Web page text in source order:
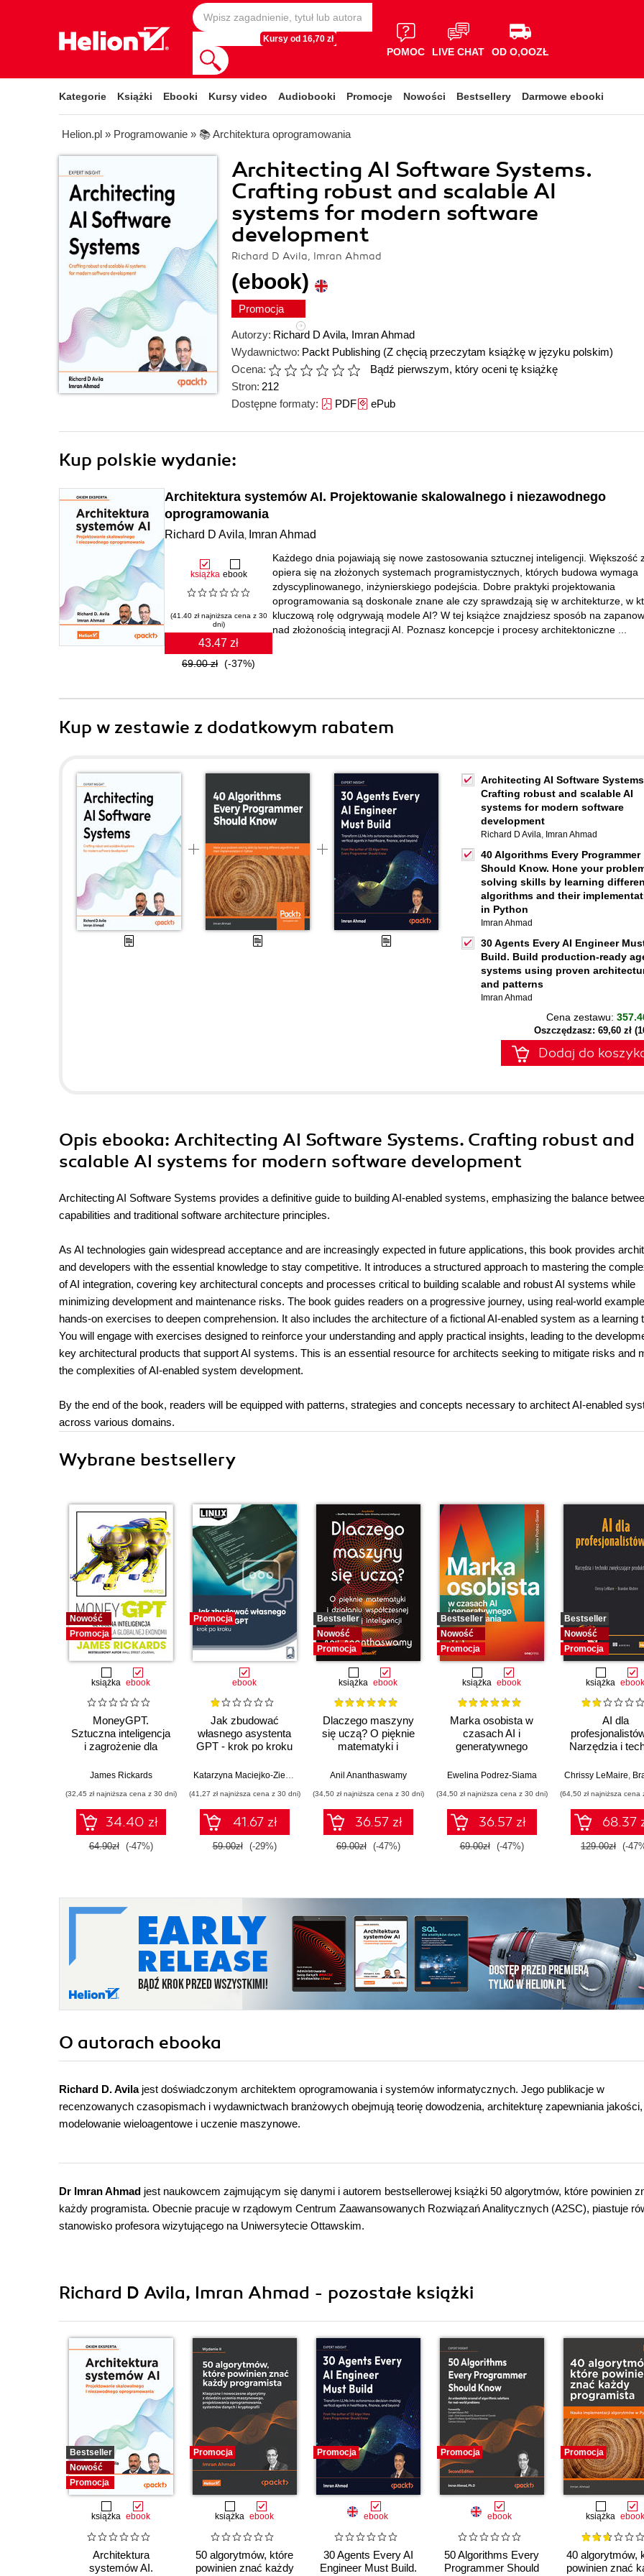
Kursy od 16,70 zł
POMOC LIVE CHAT OD O,OOZŁ
Kategorie Książki Ebooki Kursy video Audiobooki Promocje Nowości Bestsellery Darmowe ebooki
Helion.pl » Programowanie » 📚 Architektura oprogramowania
Architecting AI Software Systems.
Crafting robust and scalable AI
systems for modern software
development
Richard D Avila, Imran Ahmad
(ebook)
Promocja
Autorzy: Richard D Avila, Imran Ahmad
Wydawnictwo: Packt Publishing (Z chęcią przeczytam książkę w języku polskim)
Ocena:
Bądź pierwszym, który oceni tę książkę
Stron: 212
Dostępne formaty: PDFePub
Kup polskie wydanie:
Architektura systemów AI. Projektowanie skalowalnego i niezawodnego
oprogramowania
Richard D Avila, Imran Ahmad
książka ebook
(41.40 zł najniższa cena z 30
dni)
43.47 zł
69.00 zł (-37%)
Każdego dnia pojawiają się nowe zastosowania sztucznej inteligencji. Większość
opiera się na złożonych systemach programistycznych, których budowa wymaga
zdyscyplinowanego, inżynierskiego podejścia. Dobre praktyki projektowania
oprogramowania są doskonale znane ale czy sprawdzają się w architekturze, w
kluczową rolę odgrywają modele AI? W tej książce znajdziesz sposób na
nad złożonością integracji AI. Poznasz koncepcje i procesy architektoniczne ...
Kup w zestawie z dodatkowym rabatem
Architecting AI Software
Crafting robust and scalable AI
systems for modern software
development
Richard D Avila, Imran Ahmad
40 Algorithms Every Programmer
Should Know. Hone your
solving skills by learning
algorithms and their
in Python
Imran Ahmad
30 Agents Every AI Engineer
Build. Build production-ready
systems using proven
and patterns
Imran Ahmad
Cena zestawu:
Oszczędzasz: 69,60 zł
Dodaj do
Opis ebooka: Architecting AI Software Systems. Crafting robust and
scalable AI systems for modern software development
Architecting AI Software Systems provides a definitive guide to building AI-enabled systems, emphasizing the balance
capabilities and traditional software architecture principles.
As AI technologies gain widespread acceptance and are increasingly expected in future applications, this book provides
and developers with the essential knowledge to stay competitive. It introduces a structured approach to mastering the
of AI integration, covering key architectural concepts and processes critical to building scalable and robust AI systems while
minimizing development and maintenance risks. The book guides readers on a progressive journey, using real-world
hands-on exercises to deepen comprehension. It also includes the architecture of a fictional AI-enabled system as a learning
You will engage with exercises designed to reinforce your understanding and apply practical insights, leading to the
key architectural products that support AI systems. This is an essential resource for architects seeking to mitigate risks and
the complexities of AI-enabled system development.
By the end of the book, readers will be equipped with patterns, strategies and concepts necessary to architect AI-enabled
across various domains.
Wybrane bestsellery
Nowość
Promocja
książka ebook
MoneyGPT.
Sztuczna inteligencja
i zagrożenie dla
James Rickards
(32,45 zł najniższa cena z 30 dni)
34.40 zł
64.90zł (-47%)
Promocja
ebook
Jak zbudować
własnego asystenta
GPT - krok po kroku
Katarzyna Maciejko-Zielińska
(41,27 zł najniższa cena z 30 dni)
41.67 zł
59.00zł (-29%)
Bestseller
Nowość
Promocja
książka ebook
Dlaczego maszyny
się uczą? O pięknie
matematyki i
współczesnej
Anil Ananthaswamy
(34,50 zł najniższa cena z 30 dni)
36.57 zł
69.00zł (-47%)
Bestseller
Nowość
Promocja
książka ebook
Marka osobista w
czasach AI i
generatywnego
Ewelina Podrez-Siama
(34,50 zł najniższa cena z 30 dni)
36.57 zł
69.00zł (-47%)
Bestseller
Nowość
Promocja
książka ebook
AI dla
Narzędzia i
Chrissy LeMaire,
(64,50 zł najniższa cena
68.37
129.00zł (-
O autorach ebooka
Richard D. Avila jest doświadczonym architektem oprogramowania i systemów informatycznych. Jego publikacje w
recenzowanych czasopismach i wydawnictwach branżowych obejmują teorię dowodzenia, architekturę zapewniania jakości,
modelowanie wieloagentowe i uczenie maszynowe.
Dr Imran Ahmad jest naukowcem zajmującym się danymi i autorem bestsellerowej książki 50 algorytmów, które powinien
każdy programista. Obecnie pracuje w rządowym Centrum Zaawansowanych Rozwiązań Analitycznych (A2SC), piastuje
stanowisko profesora wizytującego na Uniwersytecie Ottawskim.
Richard D Avila, Imran Ahmad - pozostałe książki
Bestseller
Nowość
Promocja
książka ebook
Architektura
systemów AI.
Promocja
książka ebook
50 algorytmów, które
powinien znać każdy
Promocja
ebook
30 Agents Every AI
Engineer Must Build.
Promocja
ebook
50 Algorithms Every
Programmer Should
Promocja
książka ebook
40 algorytmów,
powinien znać